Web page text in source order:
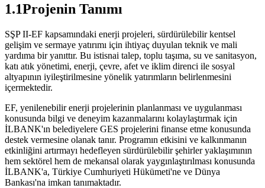
1.1Projenin Tanımı
SŞP II-EF kapsamındaki enerji projeleri, sürdürülebilir kentsel
gelişim ve sermaye yatırımı için ihtiyaç duyulan teknik ve mali
yardıma bir yanıttır. Bu istisnai talep, toplu taşıma, su ve sanitasyon,
katı atık yönetimi, enerji, çevre, afet ve iklim direnci ile sosyal
altyapının iyileştirilmesine yönelik yatırımların belirlenmesini
içermektedir.
EF, yenilenebilir enerji projelerinin planlanması ve uygulanması
konusunda bilgi ve deneyim kazanmalarını kolaylaştırmak için
İLBANK'ın belediyelere GES projelerini finanse etme konusunda
destek vermesine olanak tanır. Programın etkisini ve kalkınmanın
etkinliğini artırmayı hedefleyen sürdürülebilir şehirler yaklaşımının
hem sektörel hem de mekansal olarak yaygınlaştırılması konusunda
İLBANK'a, Türkiye Cumhuriyeti Hükümeti'ne ve Dünya
Bankası'na imkan tanımaktadır.